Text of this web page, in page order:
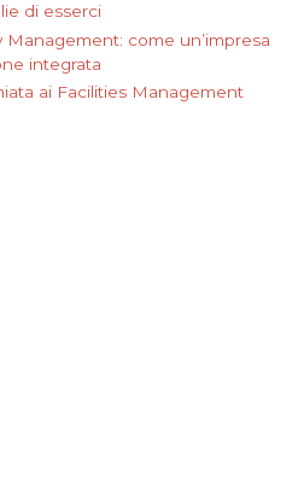
di esserci
Management: come un’impresa
integrata
ai Facilities Management